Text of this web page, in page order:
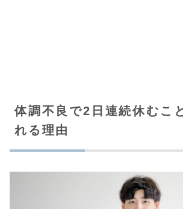
体調不良で2日連続休むこ
れる理由